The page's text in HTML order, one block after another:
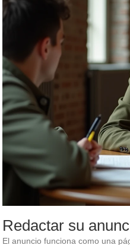
Redactar su
El anuncio funciona como una